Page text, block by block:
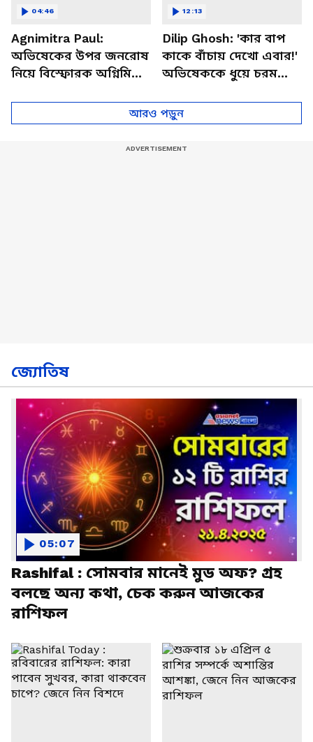
Agnimitra Paul:
অভিষেকের উপর জনরোষ
নিয়ে বিস্ফোরক অগ্নিমিত্রা
04:46
Dilip Ghosh: 'কার বাপ
কাকে বাঁচায় দেখো এবার!'
অভিষেককে ধুয়ে চরম
12:13
আরও পড়ুন
জ্যোতিষ
Rashifal : সোমবার মানেই মুড অফ? গ্রহ
বলছে অন্য কথা, চেক করুন আজকের
রাশিফল
05:07